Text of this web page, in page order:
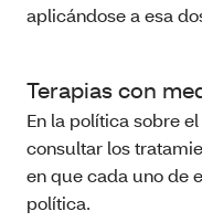
aplicándose a esa
Terapias con
En la política sobre
consultar los
en que cada uno de
política.